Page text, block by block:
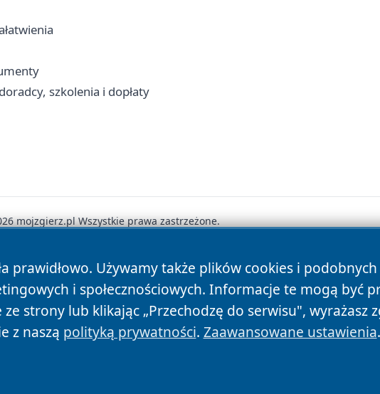
szkolenia i dopłaty
prawidłowo. Używamy także plików cookies i
i społecznościowych. Informacje te mogą być
strony lub klikając „Przechodzę do serwisu", wyrażasz
z naszą polityką prywatności. Zaawansowane ustawienia.
mojzgierz.pl Wszystkie prawa zastrzeżone.
Polityka Prywatności Polityka Cookies